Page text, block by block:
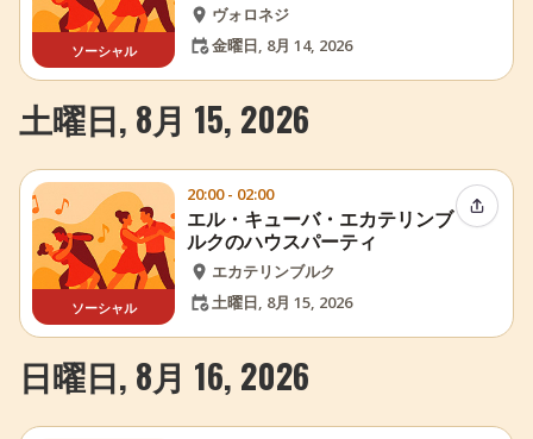
ソーシャル
ヴォロネジ
金曜日, 8月 14, 2026
土曜日, 8月 15, 2026
ソーシャル
20:00 - 02:00
エル・キューバ・エカテリンブ
ルクのハウスパーティ
エカテリンブルク
土曜日, 8月 15, 2026
イベン
日曜日, 8月 16, 2026